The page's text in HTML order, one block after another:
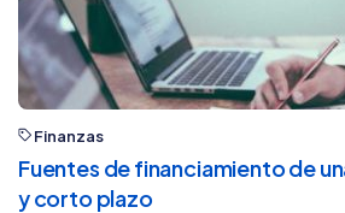
Finanzas
Fuentes de financiamiento de
y corto plazo